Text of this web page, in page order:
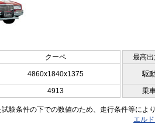
クーペ 最高
4860x1840x1375 駆
4913 乗
験条件の下での数値のため、走行条件等によ
エル